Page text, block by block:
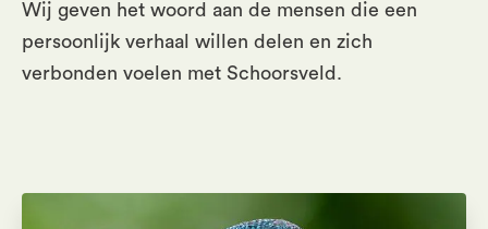
Wij geven het woord aan de mensen die een
persoonlijk verhaal willen delen en zich
verbonden voelen met Schoorsveld.